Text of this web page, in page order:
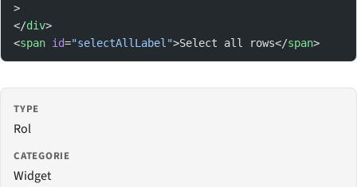
>
</div>
<span id="selectAllLabel">Select all rows</span>
TYPE
Rol
CATEGORIE
Widget